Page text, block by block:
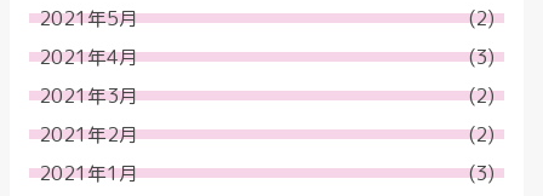
2021年5月
(2)
2021年4月
(3)
2021年3月
(2)
2021年2月
(2)
2021年1月
(3)